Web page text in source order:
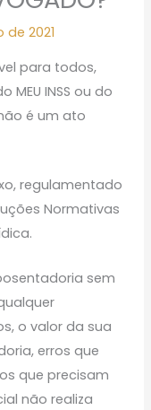
de 2021
para todos,
INSS ou do
é um ato
regulamentado
Normativas
sem
o valor da sua
erros que
que precisam
não realiza